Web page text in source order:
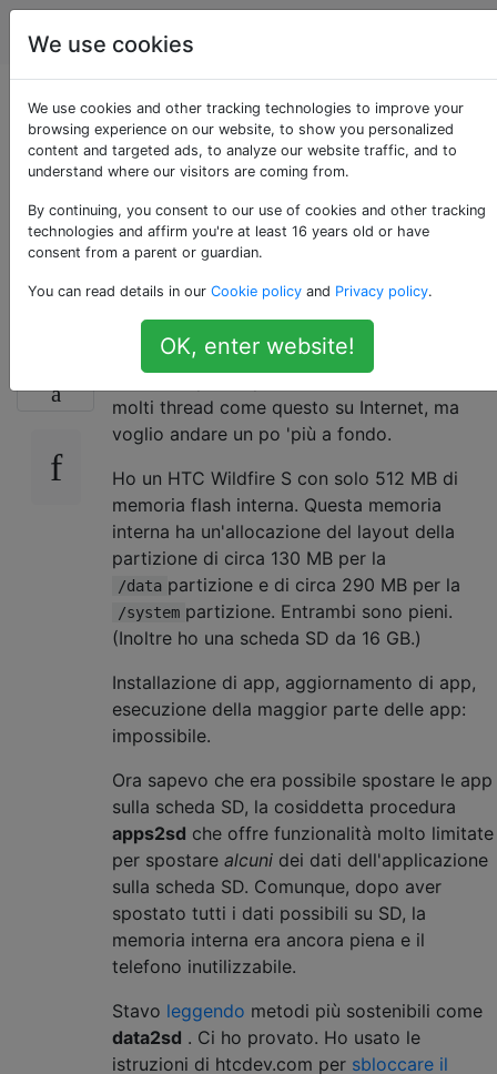
Android
Come aumentare
finalmente la
memoria interna
dell'HTC Wildfire S?
Ho trascorso molte notti insonni cercando di
risolvere questo problema. So che ci sono
molti thread come questo su Internet, ma
voglio andare un po 'più a fondo.
Ho un HTC Wildfire S con solo 512 MB di
memoria flash interna. Questa memoria
interna ha un'allocazione del layout della
partizione di circa 130 MB per la
/data partizione e di circa 290 MB per la
/system partizione. Entrambi sono pieni.
(Inoltre ho una scheda SD da 16 GB.)
Installazione di app, aggiornamento di app,
esecuzione della maggior parte delle app:
impossibile.
Ora sapevo che era possibile spostare le app
sulla scheda SD, la cosiddetta procedura
apps2sd che offre funzionalità molto limitate
per spostare alcuni dei dati dell'applicazione
sulla scheda SD. Comunque, dopo aver
spostato tutti i dati possibili su SD, la
memoria interna era ancora piena e il
telefono inutilizzabile.
Stavo leggendo metodi più sostenibili come
data2sd . Ci ho provato. Ho usato le
istruzioni di htcdev.com per sbloccare il
We use cookies
We use cookies and other tracking technologies to improve your
browsing experience on our website, to show you personalized
content and targeted ads, to analyze our website traffic, and to
understand where our visitors are coming from.
By continuing, you consent to our use of cookies and other tracking
technologies and affirm you're at least 16 years old or have
consent from a parent or guardian.
You can read details in our Cookie policy and Privacy policy.
OK, enter website!